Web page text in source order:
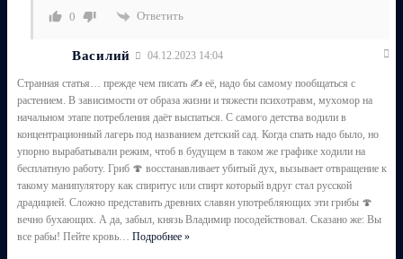
0 Ответить
Василий 04.12.2023 14:04
Странная статья… прежде чем писать ✍️ её, надо бы самому пообщаться с
растением. В зависимости от образа жизни и тяжести психотравм, мухомор на
начальном этапе потребления даёт выспаться. С самого детства водили в
концентрационный лагерь под названием детский сад. Когда спать надо было, но
упорно вырабатывали режим, чтоб в будущем в таком же графике ходили на
бесплатную работу. Гриб 🍄 восстанавливает убитый дух, вызывает отвращение к
такому манипулятору как спиритус или спирт который вдруг стал русской
драдицией. Сложно представить древних славян употребляющих эти грибы 🍄
вечно бухающих. А да, забыл, князь Владимир посодействовал. Сказано же: Вы
все рабы! Пейте кровь… Подробнее »